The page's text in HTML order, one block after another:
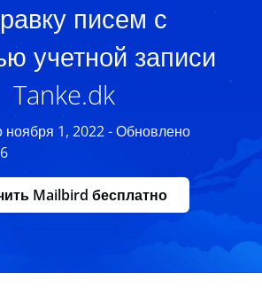
писем с
учетной записи
Tanke.dk
ноября 1, 2022 - Обновлено
Mailbird бесплатно